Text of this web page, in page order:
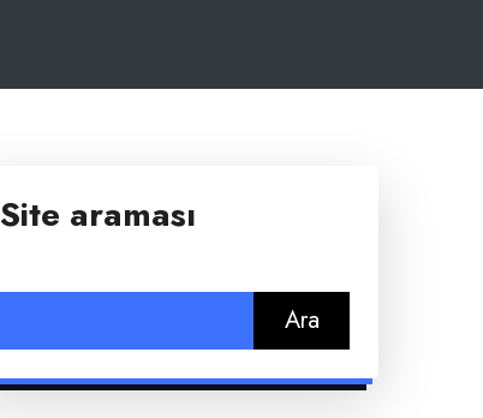
Site araması